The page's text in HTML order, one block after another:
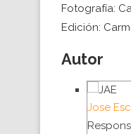
Fotografía:
Edición:
Autor
Jose